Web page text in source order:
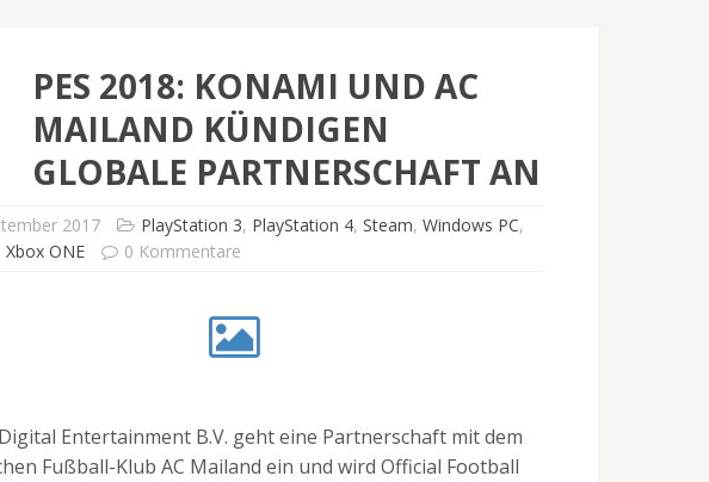
PES 2018: KONAMI UND AC
MAILAND KÜNDIGEN
GLOBALE PARTNERSCHAFT AN
2017 PlayStation 3, PlayStation 4, Steam, Windows PC,
Xbox ONE 0 Kommentare
Entertainment B.V. geht eine Partnerschaft mit dem
Fußball-Klub AC Mailand ein und wird Official Football